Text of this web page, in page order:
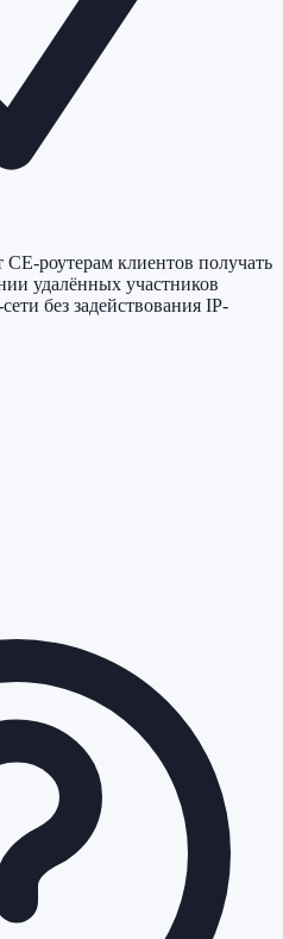
роутерам клиентов получать
удалённых участников
без задействования IP-